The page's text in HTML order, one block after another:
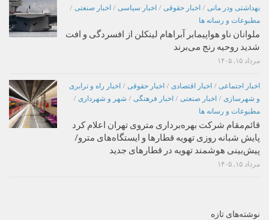
بهداشتی ودر مانی / اخبار حقوقی / اخبار سیاسی / اخبار صنعتی /
مطبوعات و رسانه ها
ملوانان ناو هواپیمابر آبراهام لینکلن از افسردگی و افت
شدید روحیه رنج می‌برند
مرداد ۱۵, ۱۴۰۵
اخبار اجتماعی / اخبار اقتصادی / اخبار حقوقی / اخبار راه و ترابری
و شهرسازی / اخبار صنعتی / اخبار فرهنگی / شهر و شهرداری /
مطبوعات و رسانه ها
قائم‌مقام شرکت بهره‌برداری متروی تهران اعلام کرد
پایش شبانه روزی تهویه قطارها و ایستگاه‌های مترو/
پیش‌بینی هوشمند تهویه در قطارهای جدید
مرداد ۱۵, ۱۴۰۵
نوشته‌های تازه